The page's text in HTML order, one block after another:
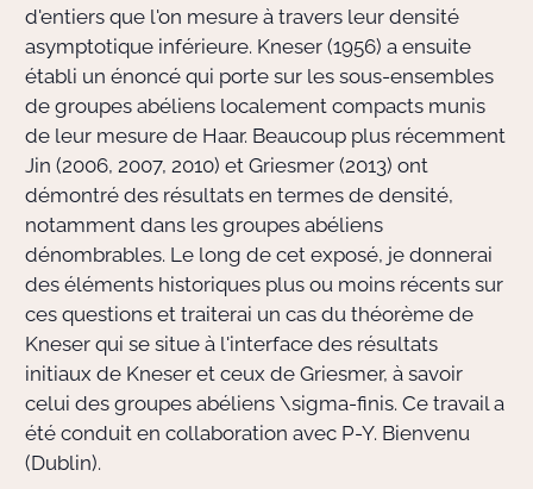
d'entiers que l'on mesure à travers leur densité
asymptotique inférieure. Kneser (1956) a ensuite
établi un énoncé qui porte sur les sous-ensembles
de groupes abéliens localement compacts munis
de leur mesure de Haar. Beaucoup plus récemment
Jin (2006, 2007, 2010) et Griesmer (2013) ont
démontré des résultats en termes de densité,
notamment dans les groupes abéliens
dénombrables. Le long de cet exposé, je donnerai
des éléments historiques plus ou moins récents sur
ces questions et traiterai un cas du théorème de
Kneser qui se situe à l'interface des résultats
initiaux de Kneser et ceux de Griesmer, à savoir
celui des groupes abéliens \sigma-finis. Ce travail a
été conduit en collaboration avec P-Y. Bienvenu
(Dublin).